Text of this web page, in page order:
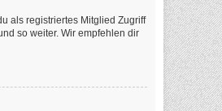
als registriertes Mitglied Zugriff
so weiter. Wir empfehlen dir